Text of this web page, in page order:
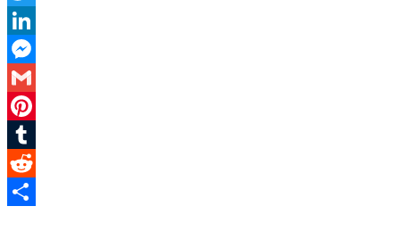
Twitter
LinkedIn
Messenger
Gmail
Pinterest
Tumblr
Reddit